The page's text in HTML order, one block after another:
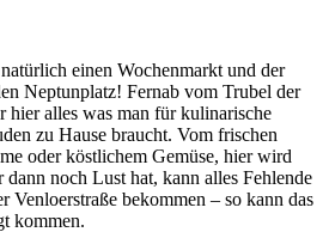
einen Wochenmarkt und der
Neptunplatz! Fernab vom Trubel der
hier alles was man für kulinarische
zu Hause braucht. Vom frischen
oder köstlichem Gemüse, hier wird
noch Lust hat, kann alles Fehlende
Venloerstraße bekommen – so kann das
kommen.